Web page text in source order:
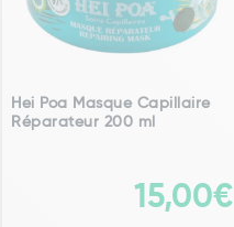
Hei Poa Masque Capillaire
Réparateur 200 ml
15,00€